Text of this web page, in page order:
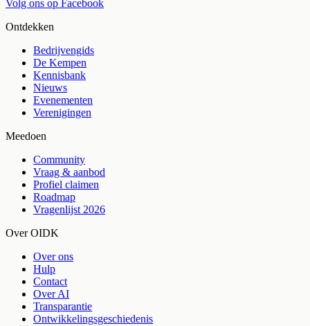
Volg ons op Facebook
Ontdekken
Bedrijvengids
De Kempen
Kennisbank
Nieuws
Evenementen
Verenigingen
Meedoen
Community
Vraag & aanbod
Profiel claimen
Roadmap
Vragenlijst 2026
Over OIDK
Over ons
Hulp
Contact
Over AI
Transparantie
Ontwikkelingsgeschiedenis